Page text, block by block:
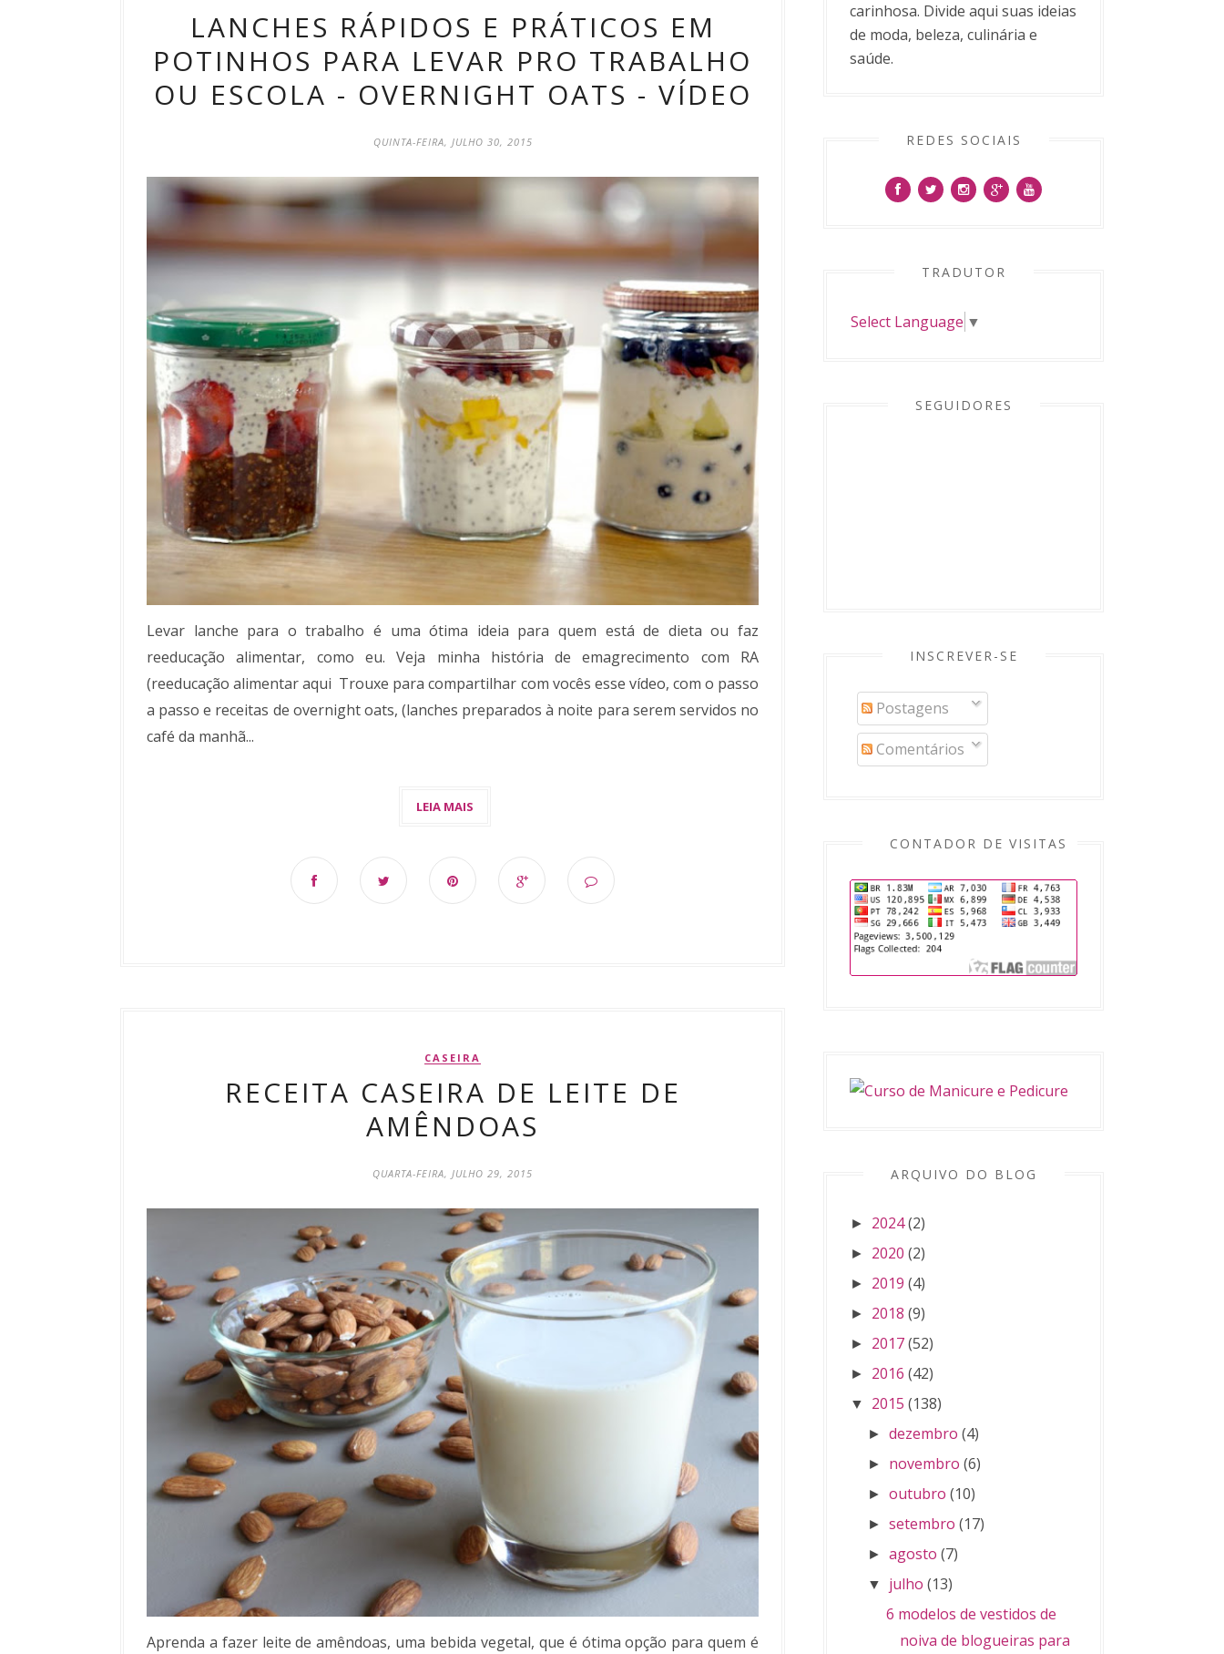
LANCHES RÁPIDOS E PRÁTICOS EM
POTINHOS PARA LEVAR PRO TRABALHO
OU ESCOLA - OVERNIGHT OATS - VÍDEO
QUINTA-FEIRA, JULHO 30, 2015
Levar lanche para o trabalho é uma ótima ideia para quem está de dieta ou faz
reeducação alimentar, como eu. Veja minha história de emagrecimento com RA
(reeducação alimentar aqui Trouxe para compartilhar com vocês esse vídeo, com o passo
a passo e receitas de overnight oats, (lanches preparados à noite para serem servidos no
café da manhã...
CASEIRA
RECEITA CASEIRA DE LEITE DE
AMÊNDOAS
QUARTA-FEIRA, JULHO 29, 2015
Aprenda a fazer leite de amêndoas, uma bebida vegetal, que é ótima opção para quem é
carinhosa. Divide aqui suas ideias
de moda, beleza, culinária e
saúde.
REDES SOCIAIS
TRADUTOR
Select Language ▼
SEGUIDORES
INSCREVER-SE
Postagens
Comentários
CONTADOR DE VISITAS
ARQUIVO DO BLOG
► 2024(2)
► 2020 (2)
► 2019 (4)
► 2018 (9)
► 2017(52)
► 2016 (42)
▼ 2015 (138)
►dezembro (4)
► novembro (6)
►outubro (10)
►setembro (17)
►agosto (7)
▼ julho (13)
6 modelos de vestidos de
noiva de blogueiras para